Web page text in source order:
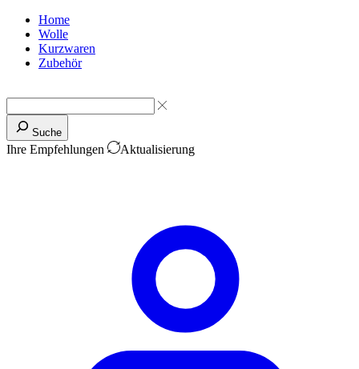
Home
Wolle
Kurzwaren
Zubehör
Suche
Ihre Empfehlungen Aktualisierung